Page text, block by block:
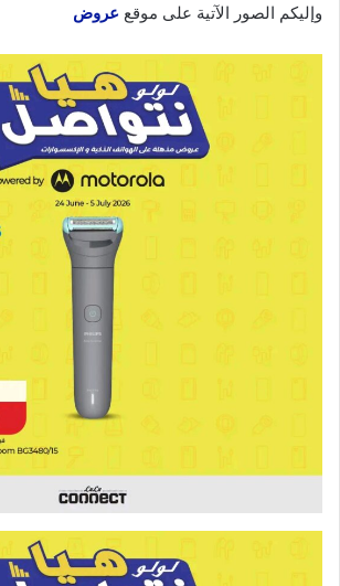
وإليكم الصور الآتية على موقع عروض